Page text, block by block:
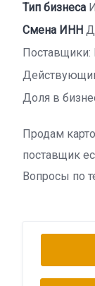
Тип бизнеса
Смена ИНН
Поставщики:
Доля в
Продам
поставщик
Вопросы по